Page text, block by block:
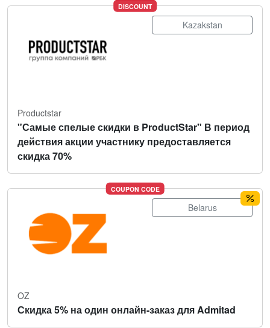
DISCOUNT
Kazakstan
Productstar
"Самые спелые скидки в ProductStar" В период
действия акции участнику предоставляется
скидка 70%
COUPON CODE
Belarus
OZ
Скидка 5% на один онлайн-заказ для Admitad